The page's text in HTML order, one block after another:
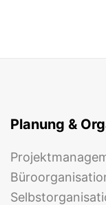
Planung &